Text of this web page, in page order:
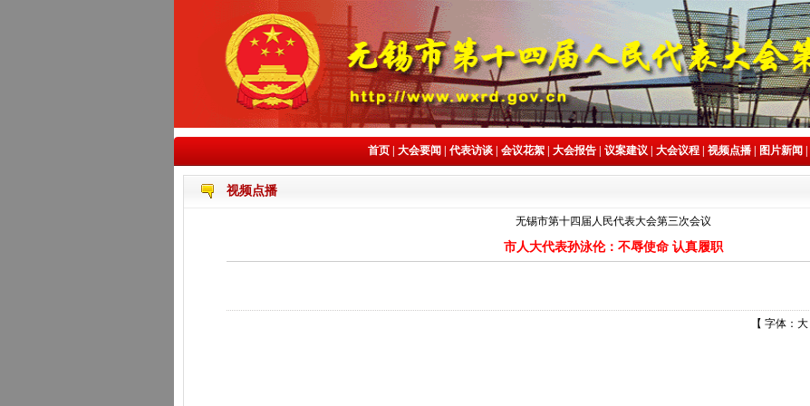
首页 大会要闻 代表访谈 会议花絮 大会报告 议案建议 大会议程 视频点播 图片新闻
视频点播
无锡市第十四届人民代表大会第三次会议
市人大代表孙泳伦：不辱使命 认真履职
【 字体： 大